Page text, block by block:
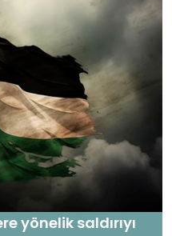
yönelik saldırıyı